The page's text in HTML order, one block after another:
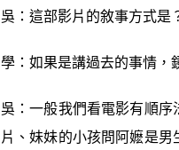
吳：這部影片的敘事方式是
學：如果是講過去的事情，
吳：一般我們看電影有順
片、妹妹的小孩問阿嬷是